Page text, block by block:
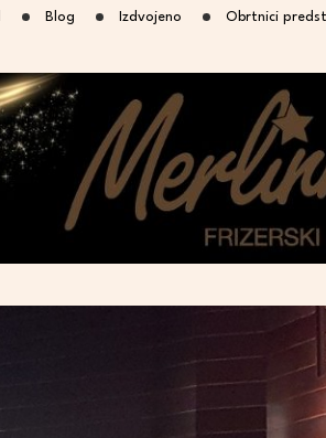
Blog Izdvojeno Obrtnici